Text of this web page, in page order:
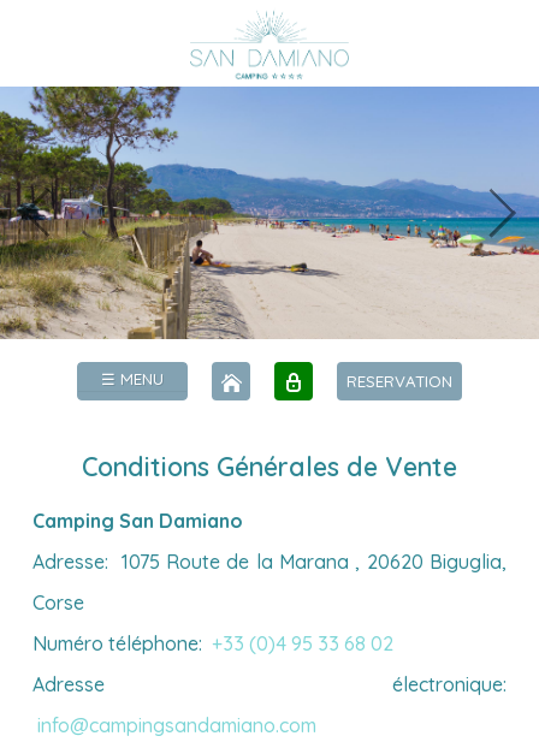
☰ MENU RESERVATION
Conditions Générales de Vente
Camping San Damiano
Adresse: 1075 Route de la Marana , 20620 Biguglia,
Corse
Numéro téléphone: +33 (0)4 95 33 68 02
Adresse électronique:
info@campingsandamiano.com